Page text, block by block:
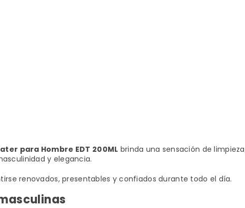
para Hombre EDT 200ML brinda una sensación de
y elegancia.
renovados, presentables y confiados durante todo el día.